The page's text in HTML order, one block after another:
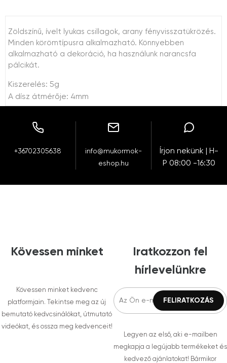
Zöldszínű, ívelt lyukas csillagok, arany fényvisszatükrözés.
Minden körömtípusra alkalmazható. Könnyebben
alkalmazható a dekoráció, ha használunk narancsfa
pálcikát.
Kiszerelés: 5g
A dísz átmérője: 4mm
+36702305638
info@mukormok-
eshop.hu
Írjon nekünk | H-
P 08:00 -16:30
Kövessen minket
Kövessen minket kedvenc
platformjain. Tekintse meg az új
bemutató kedvcsinálókat, útmutató
videókat, és ossza meg kedvenceit!
Iratkozzon fel
hírlevelünkre
Legyen az első, aki e-mailben
megkapja a legújabb termékeket és
kedvező ajánlatokat! Bármikor